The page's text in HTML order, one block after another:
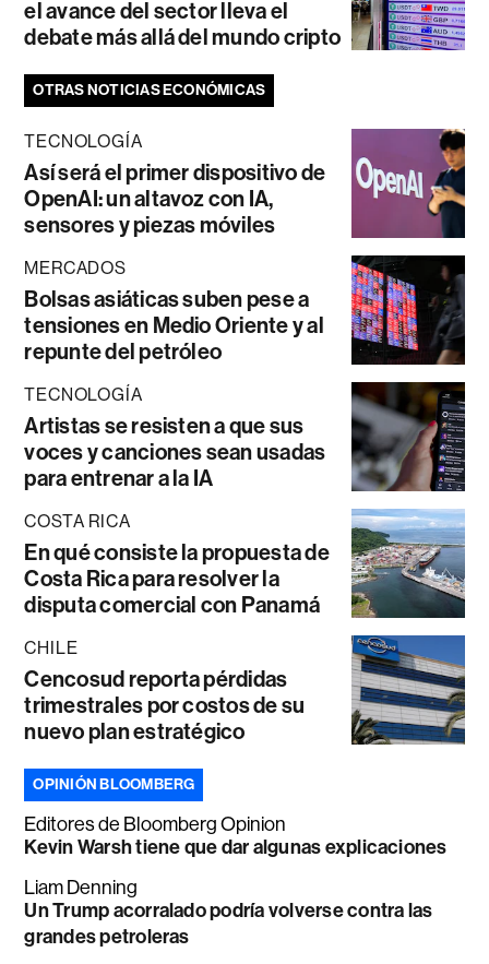
el avance del sector lleva el
debate más allá del mundo cripto
OTRAS NOTICIAS ECONÓMICAS
TECNOLOGÍA
Así será el primer dispositivo de
OpenAI: un altavoz con IA,
sensores y piezas móviles
MERCADOS
Bolsas asiáticas suben pese a
tensiones en Medio Oriente y al
repunte del petróleo
TECNOLOGÍA
Artistas se resisten a que sus
voces y canciones sean usadas
para entrenar a la IA
COSTA RICA
En qué consiste la propuesta de
Costa Rica para resolver la
disputa comercial con Panamá
CHILE
Cencosud reporta pérdidas
trimestrales por costos de su
nuevo plan estratégico
OPINIÓN BLOOMBERG
Editores de Bloomberg Opinion
Kevin Warsh tiene que dar algunas explicaciones
Liam Denning
Un Trump acorralado podría volverse contra las
grandes petroleras